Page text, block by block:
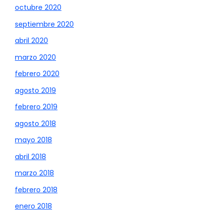
octubre 2020
septiembre 2020
abril 2020
marzo 2020
febrero 2020
agosto 2019
febrero 2019
agosto 2018
mayo 2018
abril 2018
marzo 2018
febrero 2018
enero 2018